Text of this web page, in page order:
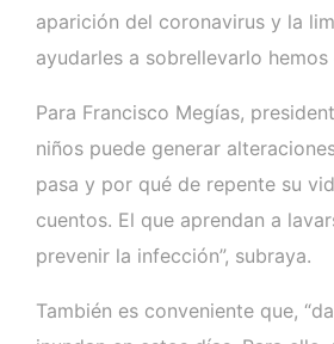
aparición del coronavirus y la
ayudarles a sobrellevarlo
Para Francisco Megías,
niños puede generar
pasa y por qué de repente su
cuentos. El que aprendan a
prevenir la infección”, subraya.
También es conveniente que,